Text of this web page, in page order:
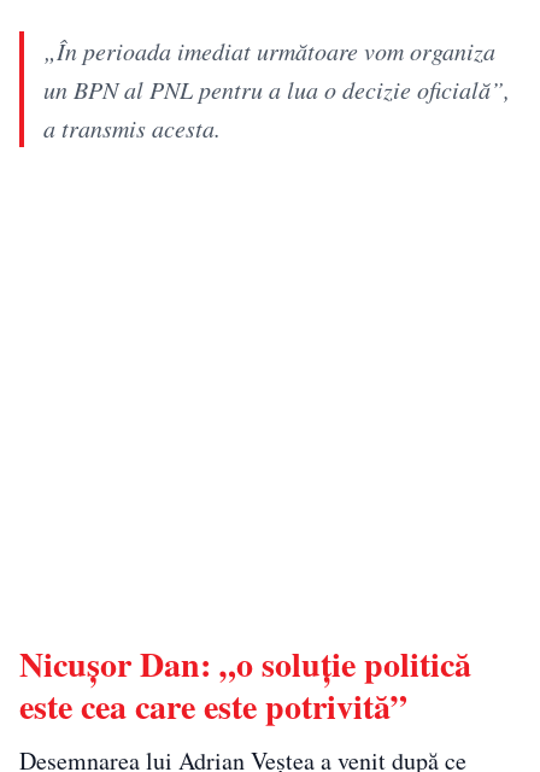
„În perioada imediat următoare vom organiza
un BPN al PNL pentru a lua o decizie oficială”,
a transmis acesta.
Nicușor Dan: „o soluţie politică
este cea care este potrivită”
Desemnarea lui Adrian Veștea a venit după ce